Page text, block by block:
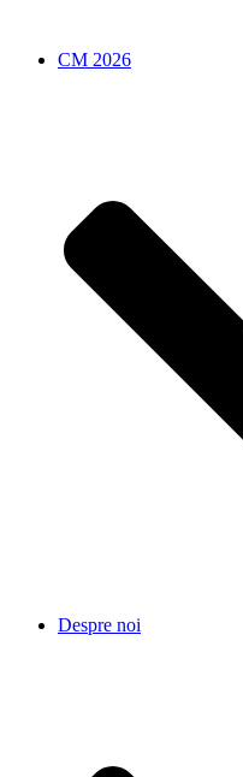
CM 2026
Despre noi